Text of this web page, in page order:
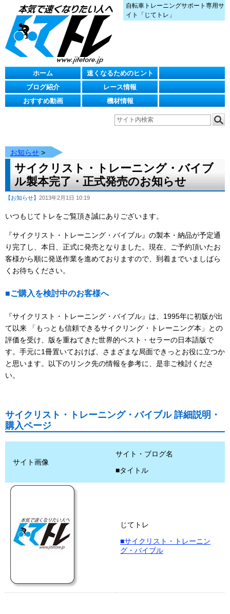
自転車トレーニングサポート専用サ
イト「じてトレ」
ホーム
速くなるためのヒント
ブログ紹介
レース情報
おすすめ動画
機材情報
お知らせ >
サイクリスト・トレーニング・バイブ
ル製本完了・正式発売のお知らせ
【お知らせ】 2013年2月1日 10:19
いつもじてトレをご覧頂き誠にありございます。
『サイクリスト・トレーニング・バイブル』の製本・納品が予定通
り完了し、本日、正式に発売となりました。現在、ご予約頂いたお
客様から順に発送作業を進めておりますので、到着までいましばら
くお待ちください。
■ご購入を検討中のお客様へ
『サイクリスト・トレーニング・バイブル』は、1995年に初版が出
て以来 「もっとも信頼できるサイクリング・トレーニング本」との
評価を受け、版を重ねてきた世界的ベスト・セラーの日本語版で
す。手元に1冊置いておけば、さまざまな局面できっとお役に立つか
と思います。以下のリンク先の情報を参考に、是非ご検討くださ
い。
サイクリスト・トレーニング・バイブル 詳細説明・
購入ページ
サイト画像
サイト・ブログ名
■タイトル
じてトレ
■サイクリスト・トレーニン
グ・バイブル